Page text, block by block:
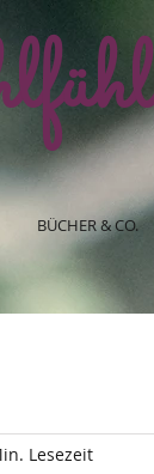
BÜCHER & CO.
Lesezeit